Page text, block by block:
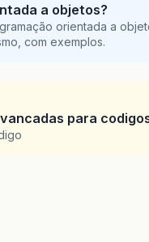
a objetos?
orientada a
com exemplos.
para